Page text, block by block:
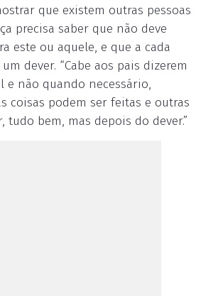
que existem outras pessoas
precisa saber que não deve
este ou aquele, e que a cada
dever. “Cabe aos pais dizerem
e não quando necessário,
coisas podem ser feitas e outras
tudo bem, mas depois do dever.”